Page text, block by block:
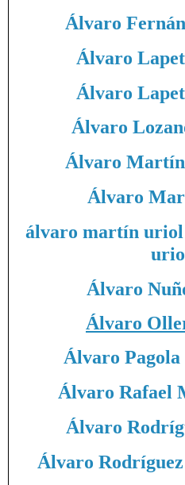
Álvaro
Álvaro
Álvaro
Álvaro
Álvaro
Álvaro
álvaro martín
Álvaro
Álvaro
Álvaro Pagola
Álvaro Rafael
Álvaro
Álvaro